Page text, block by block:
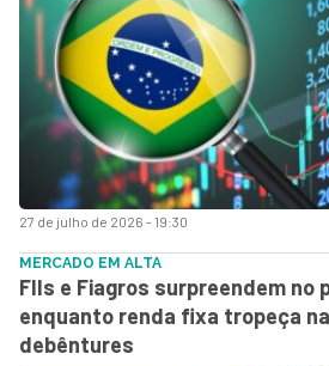
27 de julho de 2026 - 19:30
MERCADO EM ALTA
FIIs e Fiagros surpreendem no
enquanto renda fixa tropeça
debêntures